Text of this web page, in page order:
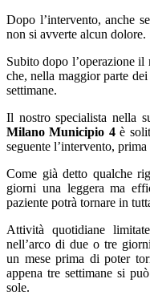
Dopo l’intervento, anche
non si avverte alcun dolore.
Subito dopo l’operazione il
che, nella maggior parte
settimane.
Il nostro specialista nella
Milano Municipio 4è
seguente l’intervento,
Come già detto qualche
giorni una leggera ma
paziente potrà tornare in
Attività quotidiane
nell’arco di due o tre
un mese prima di poter
appena tre settimane si
sole.